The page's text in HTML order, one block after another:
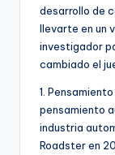
desarrollo de
llevarte en un
investigador
cambiado el
1.
pensamiento
industria
Roadster en